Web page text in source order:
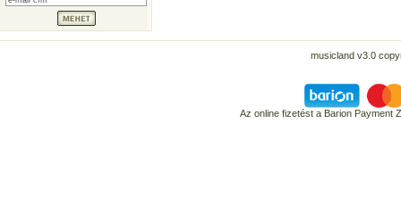
musicland v3.0
Az online fizetést a Barion Payment